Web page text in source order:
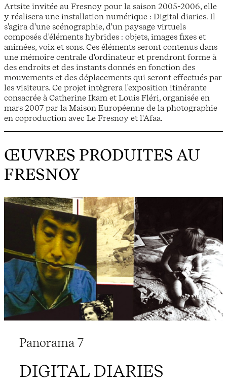
Artsite invitée au Fresnoy pour la saison 2005-2006, elle
y réalisera une installation numérique : Digital diaries. Il
s'agira d'une scénographie, d'un paysage virtuels
composés d'éléments hybrides : objets, images fixes et
animées, voix et sons. Ces éléments seront contenus dans
une mémoire centrale d'ordinateur et prendront forme à
des endroits et des instants donnés en fonction des
mouvements et des déplacements qui seront effectués par
les visiteurs. Ce projet intègrera l'exposition itinérante
consacrée à Catherine Ikam et Louis Fléri, organisée en
mars 2007 par la Maison Européenne de la photographie
en coproduction avec Le Fresnoy et l'Afaa.
ŒUVRES PRODUITES AU
FRESNOY
Panorama 7
DIGITAL DIARIES